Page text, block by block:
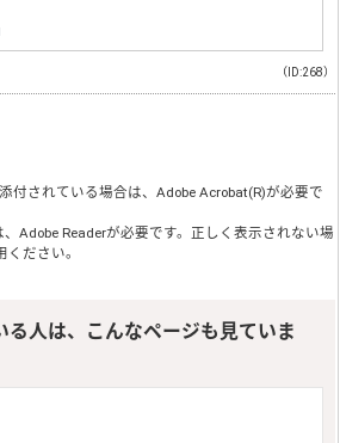
（ID:268）
付されている場合は、Adobe Acrobat(R)が必要で
、Adobe Readerが必要です。正しく表示されない場
ださい。
る人は、こんなページも見ていま